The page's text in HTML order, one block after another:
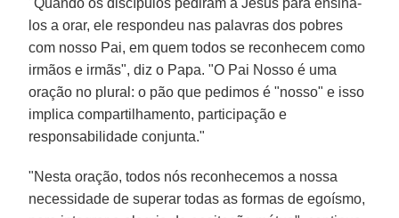
los a orar, ele respondeu nas palavras dos pobres
com nosso Pai, em quem todos se reconhecem como
irmãos e irmãs", diz o Papa. "O Pai Nosso é uma
oração no plural: o pão que pedimos é "nosso" e isso
implica compartilhamento, participação e
responsabilidade conjunta."
"Nesta oração, todos nós reconhecemos a nossa
necessidade de superar todas as formas de egoísmo,